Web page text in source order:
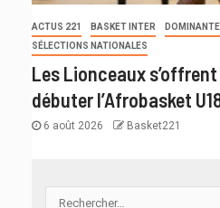
ACTUS 221 BASKET INTER DOMINANTE
SÉLECTIONS NATIONALES
Les Lionceaux
débuter l’Afrobasket
6 août 2026 Basket221